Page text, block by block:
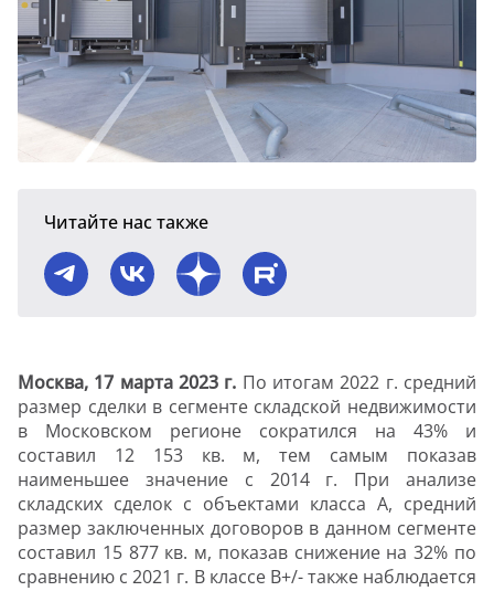
Читайте нас также
Москва, 17 марта 2023 г. По итогам 2022 г. средний
размер сделки в сегменте складской недвижимости
в Московском регионе сократился на 43% и
составил 12 153 кв. м, тем самым показав
наименьшее значение с 2014 г. При анализе
складских сделок с объектами класса А, средний
размер заключенных договоров в данном сегменте
составил 15 877 кв. м, показав снижение на 32% по
сравнению с 2021 г. В классе B+/- также наблюдается